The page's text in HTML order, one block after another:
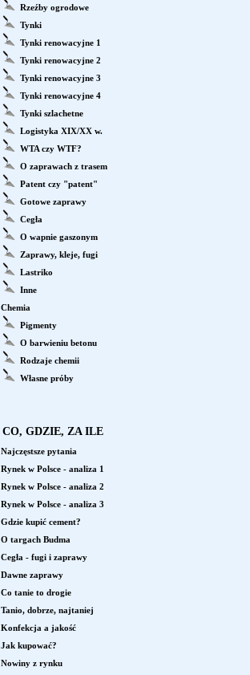
Rzeźby ogrodowe
Tynki
Tynki renowacyjne 1
Tynki renowacyjne 2
Tynki renowacyjne 3
Tynki renowacyjne 4
Tynki szlachetne
Logistyka XIX/XX w.
WTA czy WTF?
O zaprawach z trasem
Patent czy "patent"
Gotowe zaprawy
Cegła
O wapnie gaszonym
Zaprawy, kleje, fugi
Lastriko
Inne
Chemia
Pigmenty
O barwieniu betonu
Rodzaje chemii
Własne próby
CO, GDZIE, ZA ILE
Najczęstsze pytania
Rynek w Polsce - analiza 1
Rynek w Polsce - analiza 2
Rynek w Polsce - analiza 3
Gdzie kupić cement?
O targach Budma
Cegła - fugi i zaprawy
Dawne zaprawy
Co tanie to drogie
Tanio, dobrze, najtaniej
Konfekcja a jakość
Jak kupować?
Nowiny z rynku